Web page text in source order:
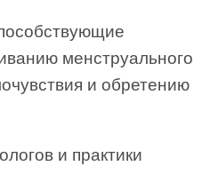
менструального
и обретению
и практики